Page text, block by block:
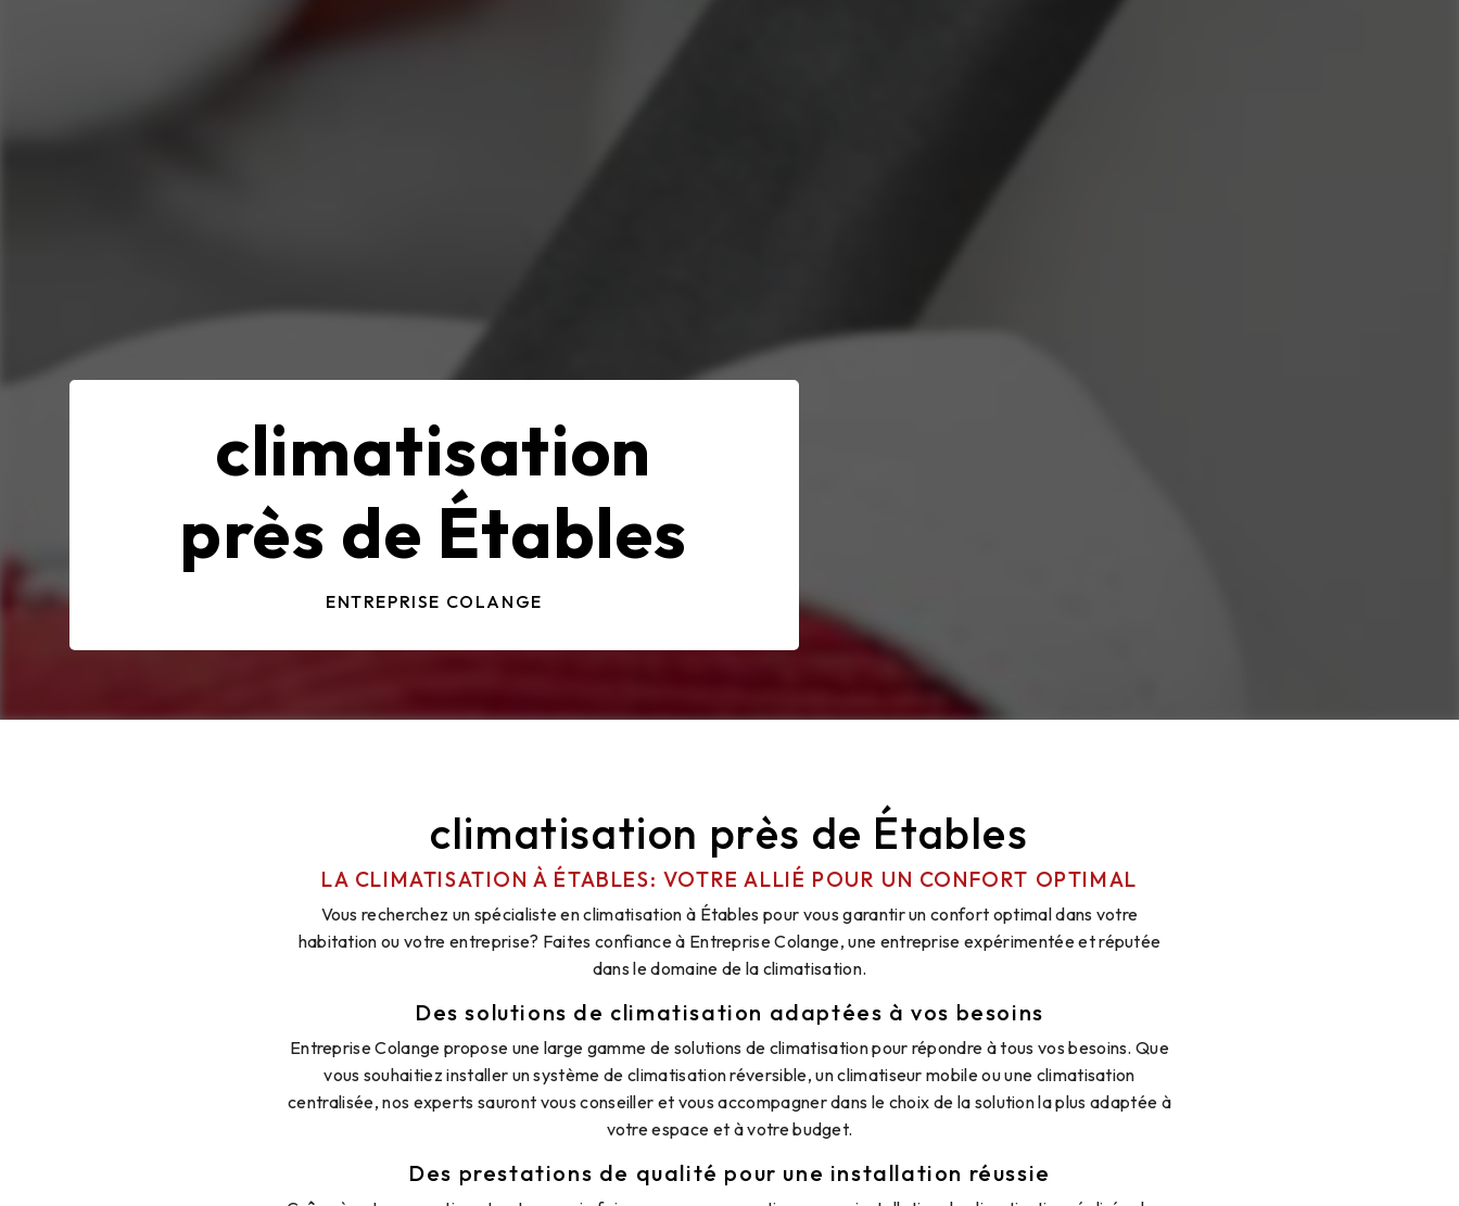
climatisation
près de Étables
ENTREPRISE COLANGE
climatisation près de Étables
LA CLIMATISATION À ÉTABLES: VOTRE ALLIÉ POUR UN CONFORT OPTIMAL
Vous recherchez un spécialiste en climatisation à Étables pour vous garantir un confort optimal dans votre
habitation ou votre entreprise? Faites confiance à Entreprise Colange, une entreprise expérimentée et réputée
dans le domaine de la climatisation.
Des solutions de climatisation adaptées à vos besoins
Entreprise Colange propose une large gamme de solutions de climatisation pour répondre à tous vos besoins. Que
vous souhaitiez installer un système de climatisation réversible, un climatiseur mobile ou une climatisation
centralisée, nos experts sauront vous conseiller et vous accompagner dans le choix de la solution la plus adaptée à
votre espace et à votre budget.
Des prestations de qualité pour une installation réussie